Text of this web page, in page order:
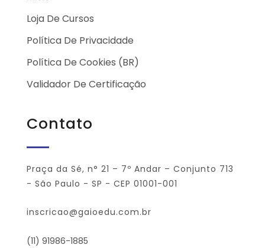
Loja De Cursos
Política De Privacidade
Política De Cookies (BR)
Validador De Certificação
Contato
Praça da Sé, n° 21 – 7º Andar – Conjunto 713
- São Paulo - SP - CEP 01001-001
inscricao@gaioedu.com.br
(11) 91986-1885